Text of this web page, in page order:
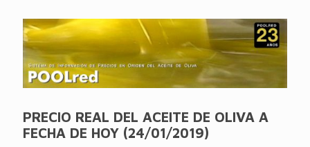
PRECIO REAL DEL ACEITE DE OLIVA A
FECHA DE HOY (24/01/2019)